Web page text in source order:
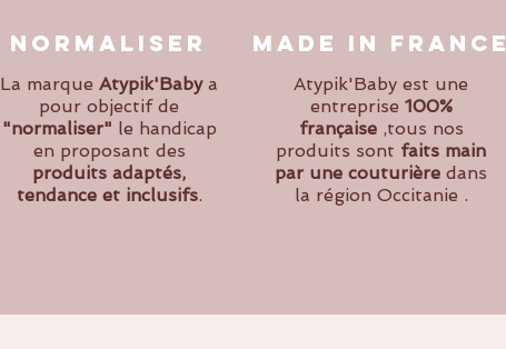
normaliser
La marque Atypik'Babya
pour objectif de
"normaliser" le handicap
en proposant des
produits adaptés,
tendance et inclusifs.
made in france
Atypik'Baby est une
entreprise 100%
française,tous nos
produits sont faits main
par une couturière dans
la région Occitanie .